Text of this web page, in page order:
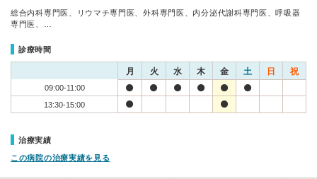
総合内科専門医、リウマチ専門医、外科専門医、内分泌代謝科専門医、呼吸器
専門医、…
診療時間
月 火 水 木 金 土 日 祝
09:00-11:00
13:30-15:00
治療実績
この病院の治療実績を見る